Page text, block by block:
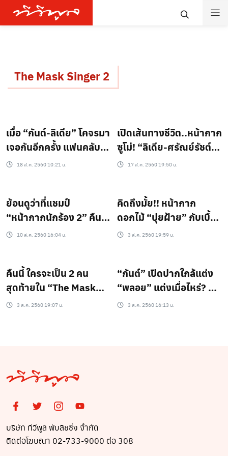
The Mask Singer 2
เมื่อ “กันต์-ลิเดีย” โคจรมา
เจอกันอีกครั้ง แฟนคลับ
เรียกร้องสิ่งนี้!?
18 ส.ค. 2560 10:21 น.
เปิดเส้นทางชีวิต..หน้ากาก
ซูโม่! “ลิเดีย-ศรัณย์รัชต์”
แชมป์ “The Mask
17 ส.ค. 2560 19:50 น.
ย้อนดูว่าที่แชมป์
“หน้ากากนักร้อง 2” คืนนี้
รู้กัน!! ทีมใครกันบ้าง?
10 ส.ค. 2560 16:04 น.
คิดถึงมั้ย!! หน้ากาก
ดอกไม้ “ปุยฝ้าย” กับเบื้อง
หลังถ่ายแฟชั่นรับประกัน
3 ส.ค. 2560 19:59 น.
คืนนี้ ใครจะเป็น 2 คน
สุดท้ายใน “The Mask
Singer 2” ดูด่วน! ทีมใคร
3 ส.ค. 2560 19:07 น.
“กันต์” เปิดปากใกล้แต่ง
“พลอย” แต่งเมื่อไหร่? ดู
ด่วน!!3 ส.ค. 2560 16:13 น.
บริษัท ทีวีพูล พับลิชชิ่ง จำกัด
ติดต่อโฆษณา 02-733-9000 ต่อ 308